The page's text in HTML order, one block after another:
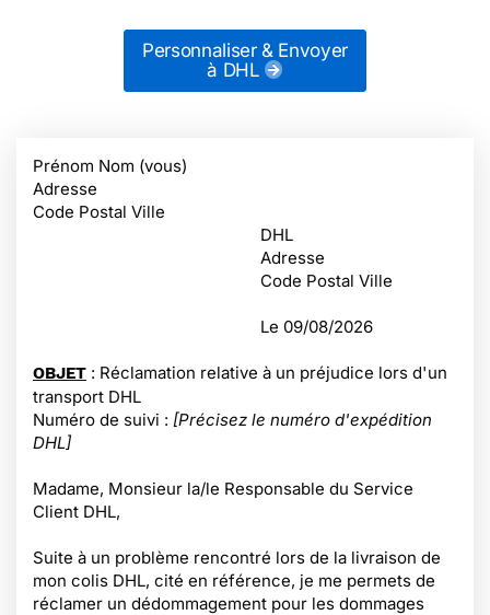
Personnaliser & Envoyer
à DHL
Prénom Nom (vous)
Adresse
Code Postal Ville
DHL
Adresse
Code Postal Ville
Le 09/08/2026
OBJET : Réclamation relative à un préjudice lors d'un
transport DHL
Numéro de suivi : [Précisez le numéro d'expédition
DHL]
Madame, Monsieur la/le Responsable du Service
Client DHL,
Suite à un problème rencontré lors de la livraison de
mon colis DHL, cité en référence, je me permets de
réclamer un dédommagement pour les dommages